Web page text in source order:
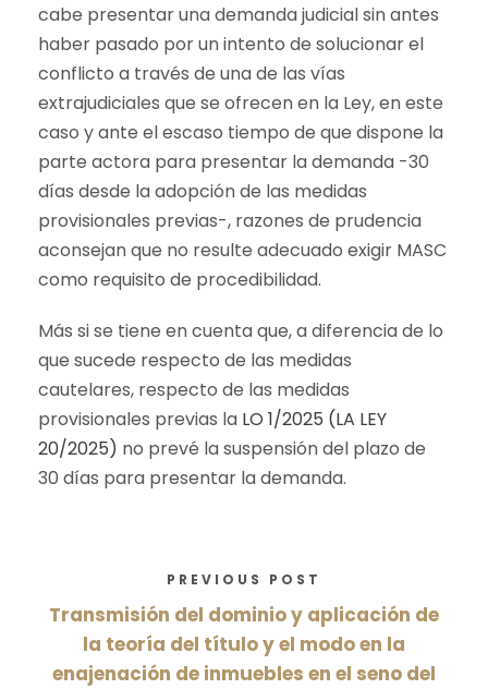
cabe presentar una demanda judicial sin antes
haber pasado por un intento de solucionar el
conflicto a través de una de las vías
extrajudiciales que se ofrecen en la Ley, en este
caso y ante el escaso tiempo de que dispone la
parte actora para presentar la demanda -30
días desde la adopción de las medidas
provisionales previas-, razones de prudencia
aconsejan que no resulte adecuado exigir MASC
como requisito de procedibilidad.
Más si se tiene en cuenta que, a diferencia de lo
que sucede respecto de las medidas
cautelares, respecto de las medidas
provisionales previas la LO 1/2025 (LA LEY
20/2025) no prevé la suspensión del plazo de
30 días para presentar la demanda.
PREVIOUS POST
Transmisión del dominio y aplicación de
la teoría del título y el modo en la
enajenación de inmuebles en el seno del